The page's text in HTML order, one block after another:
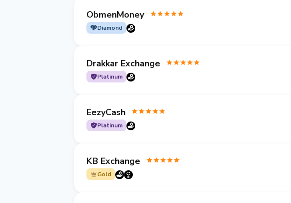
ObmenMoney
Diamond
Drakkar Exchange
Platinum
EezyCash
Platinum
KB Exchange
Gold